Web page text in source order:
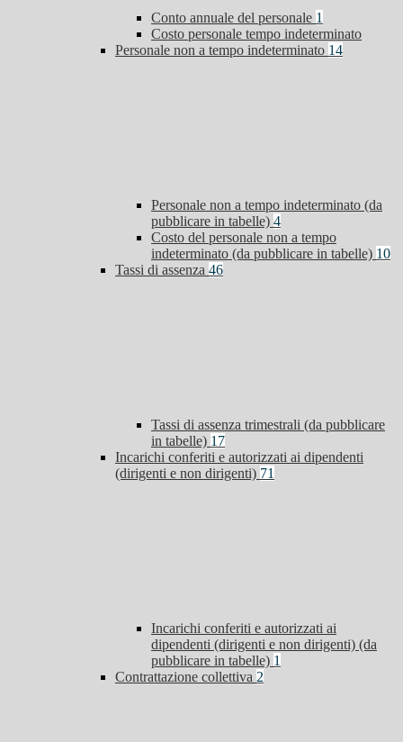
Conto annuale del personale 1
Costo personale tempo indeterminato
Personale non a tempo indeterminato 14
Personale non a tempo indeterminato (da
pubblicare in tabelle) 4
Costo del personale non a tempo
indeterminato (da pubblicare in tabelle) 10
Tassi di assenza 46
Tassi di assenza trimestrali (da pubblicare
in tabelle) 17
Incarichi conferiti e autorizzati ai dipendenti
(dirigenti e non dirigenti) 71
Incarichi conferiti e autorizzati ai
dipendenti (dirigenti e non dirigenti) (da
pubblicare in tabelle) 1
Contrattazione collettiva 2